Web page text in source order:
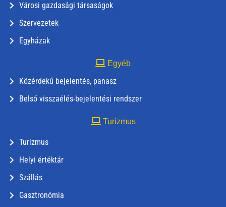
Városi gazdasági társaságok
Szervezetek
Egyházak
Egyéb
Közérdekű bejelentés, panasz
Belső visszaélés-bejelentési rendszer
Turizmus
Turizmus
Helyi értéktár
Szállás
Gasztronómia